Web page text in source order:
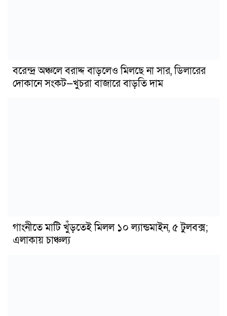
বরেন্দ্র অঞ্চলে বরাদ্দ বাড়লেও মিলছে না সার, ডিলারের
দোকানে সংকট—খুচরা বাজারে বাড়তি দাম
গাংনীতে মাটি খুঁড়তেই মিলল ১০ ল্যান্ডমাইন, ৫ টুলবক্স;
এলাকায় চাঞ্চল্য